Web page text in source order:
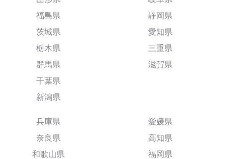
福島県
茨城県
栃木県
群馬県
千葉県
新潟県
静岡県
愛知県
三重県
滋賀県
兵庫県
奈良県
和歌山県
愛媛県
高知県
福岡県